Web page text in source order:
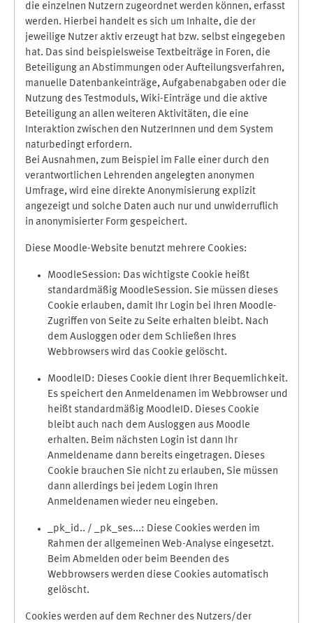
die einzelnen Nutzern zugeordnet werden können, erfasst
werden. Hierbei handelt es sich um Inhalte, die der
jeweilige Nutzer aktiv erzeugt hat bzw. selbst eingegeben
hat. Das sind beispielsweise Textbeiträge in Foren, die
Beteiligung an Abstimmungen oder Aufteilungsverfahren,
manuelle Datenbankeinträge, Aufgabenabgaben oder die
Nutzung des Testmoduls, Wiki-Einträge und die aktive
Beteiligung an allen weiteren Aktivitäten, die eine
Interaktion zwischen den NutzerInnen und dem System
naturbedingt erfordern.
Bei Ausnahmen, zum Beispiel im Falle einer durch den
verantwortlichen Lehrenden angelegten anonymen
Umfrage, wird eine direkte Anonymisierung explizit
angezeigt und solche Daten auch nur und unwiderruflich
in anonymisierter Form gespeichert.
Diese Moodle-Website benutzt mehrere Cookies:
MoodleSession: Das wichtigste Cookie heißt
standardmäßig MoodleSession. Sie müssen dieses
Cookie erlauben, damit Ihr Login bei Ihren Moodle-
Zugriffen von Seite zu Seite erhalten bleibt. Nach
dem Ausloggen oder dem Schließen Ihres
Webbrowsers wird das Cookie gelöscht.
MoodleID: Dieses Cookie dient Ihrer Bequemlichkeit.
Es speichert den Anmeldenamen im Webbrowser und
heißt standardmäßig MoodleID. Dieses Cookie
bleibt auch nach dem Ausloggen aus Moodle
erhalten. Beim nächsten Login ist dann Ihr
Anmeldename dann bereits eingetragen. Dieses
Cookie brauchen Sie nicht zu erlauben, Sie müssen
dann allerdings bei jedem Login Ihren
Anmeldenamen wieder neu eingeben.
_pk_id.. / _pk_ses...: Diese Cookies werden im
Rahmen der allgemeinen Web-Analyse eingesetzt.
Beim Abmelden oder beim Beenden des
Webbrowsers werden diese Cookies automatisch
gelöscht.
Cookies werden auf dem Rechner des Nutzers/der